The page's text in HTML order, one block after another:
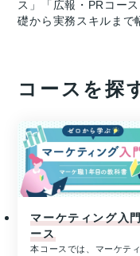
ス」「広報・PRコー
礎から実務スキルまで
コースを探
マーケティング入
ース
本コースでは、マーケテ